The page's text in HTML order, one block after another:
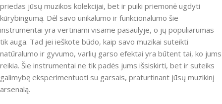
priedas jūsų muzikos kolekcijai, bet ir puiki priemonė ugdyti
kūrybingumą. Dėl savo unikalumo ir funkcionalumo šie
instrumentai yra vertinami visame pasaulyje, o jų populiarumas
tik auga. Tad jei ieškote būdo, kaip savo muzikai suteikti
natūralumo ir gyvumo, varlių garso efektai yra būtent tai, ko jums
reikia. Šie instrumentai ne tik padės jums išsiskirti, bet ir suteiks
galimybę eksperimentuoti su garsais, praturtinant jūsų muzikinį
arsenalą.